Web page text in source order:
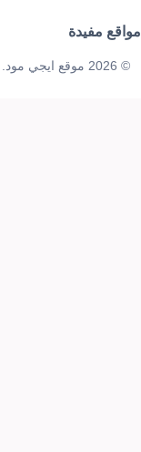
مواقع مفيدة
© 2026 موقع ايجي مود. جميع الحقوق محفوظة